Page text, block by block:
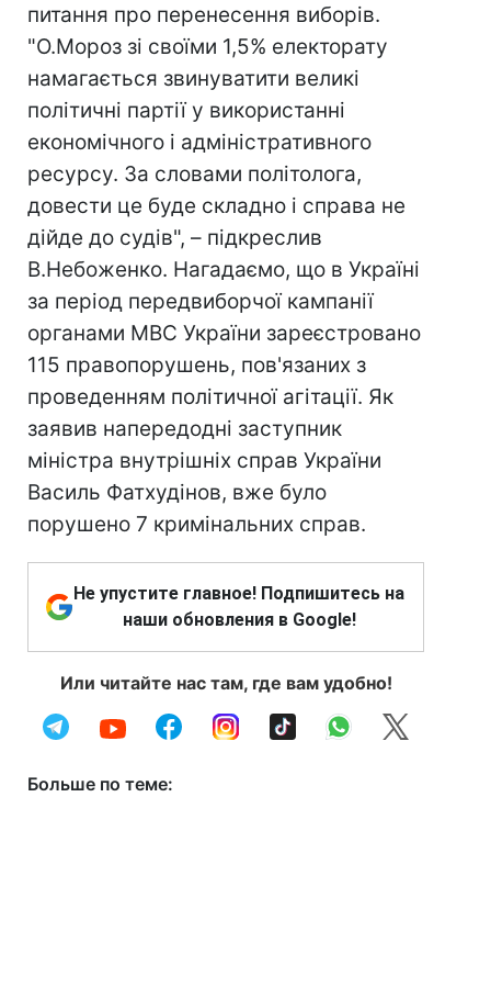
питання про перенесення виборів.
"О.Мороз зі своїми 1,5% електорату
намагається звинуватити великі
політичні партії у використанні
економічного і адміністративного
ресурсу. За словами політолога,
довести це буде складно і справа не
дійде до судів", – підкреслив
В.Небоженко. Нагадаємо, що в Україні
за період передвиборчої кампанії
органами МВС України зареєстровано
115 правопорушень, пов'язаних з
проведенням політичної агітації. Як
заявив напередодні заступник
міністра внутрішніх справ України
Василь Фатхудінов, вже було
порушено 7 кримінальних справ.
Не упустите главное! Подпишитесь на
наши обновления в Google!
Или читайте нас там, где вам удобно!
Больше по теме: